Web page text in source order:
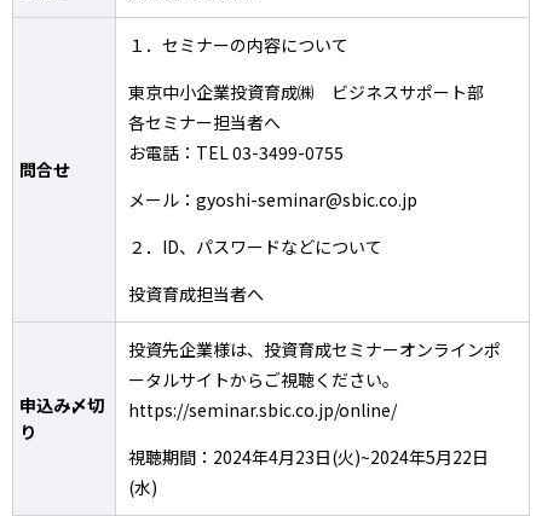
問合せ
１．セミナーの内容について
東京中小企業投資育成㈱ ビジネスサポート部
各セミナー担当者へ
お電話：TEL 03-3499-0755
メール：gyoshi-seminar@sbic.co.jp
２．ID、パスワードなどについて
投資育成担当者へ
申込み〆切
り
投資先企業様は、投資育成セミナーオンラインポ
ータルサイトからご視聴ください。
https://seminar.sbic.co.jp/online/
視聴期間：2024年4月23日(火)~2024年5月22日
(水)